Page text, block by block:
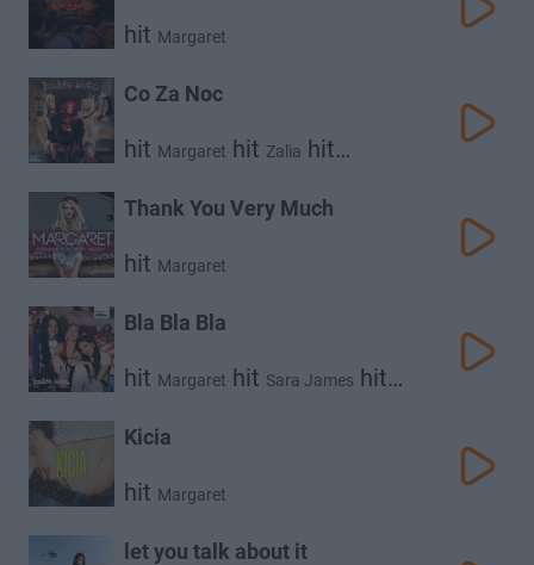
hit Margaret
Co Za Noc
hit Margaret hit Zalia hit
Thank You Very Much
hit Margaret
Bla Bla Bla
hit Margaret hit Sara James hit
Kicia
hit Margaret
let you talk about it